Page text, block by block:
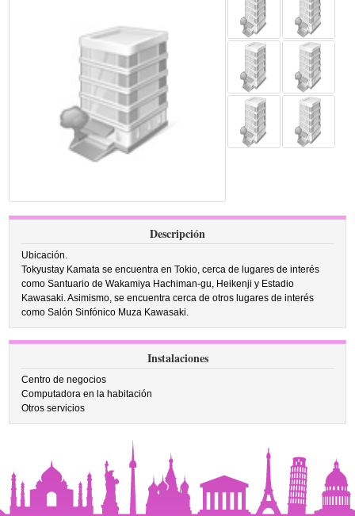
Descripción
Ubicación.
Tokyustay Kamata se encuentra en Tokio, cerca de lugares de interés
como Santuario de Wakamiya Hachiman-gu, Heikenji y Estadio
Kawasaki. Asimismo, se encuentra cerca de otros lugares de interés
como Salón Sinfónico Muza Kawasaki.
Instalaciones
Centro de negocios
Computadora en la habitación
Otros servicios